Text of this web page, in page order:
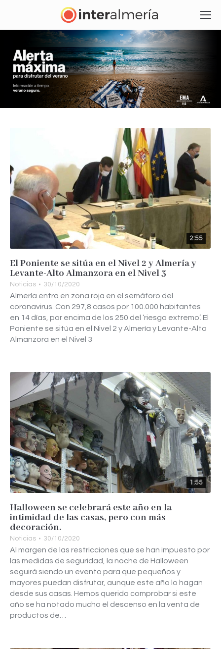
2:55
El Poniente se sitúa en el Nivel 2 y Almería y
Levante-Alto Almanzora en el Nivel 3
Noticias 30/10/2020
Almería entra en zona roja en el semáforo del
coronavirus. Con 297,8 casos por 100.000 habitantes
en 14 días, por encima de los 250 del ‘riesgo extremo’. El
Poniente se sitúa en el Nivel 2 y Almería y Levante-Alto
Almanzora en el Nivel 3
1:55
Halloween se celebrará este año en la
intimidad de las casas, pero con más
decoración.
Noticias 30/10/2020
Al margen de las restricciones que se han impuesto por
las medidas de seguridad, la noche de Halloween
seguirá siendo un evento para que pequeños y
mayores puedan disfrutar, aunque este año lo hagan
desde sus casas. Hemos querido comprobar si este
año se ha notado mucho el descenso en la venta de
productos de…